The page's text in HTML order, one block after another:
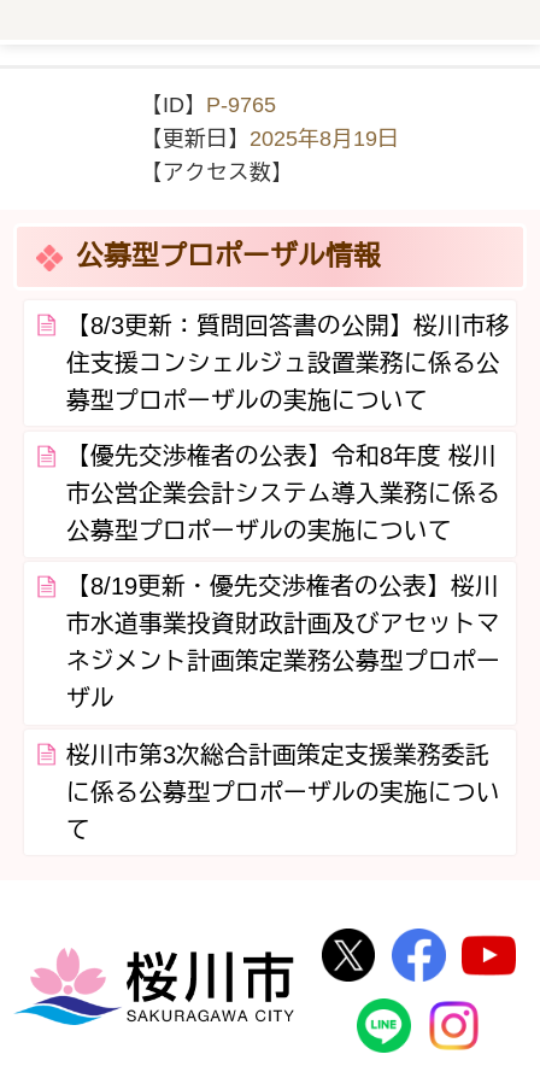
【ID】 P-9765
【更新日】 2025年8月19日
【アクセス数】
公募型プロポーザル情報
【8/3更新：質問回答書の公開】桜川市移
住支援コンシェルジュ設置業務に係る公
募型プロポーザルの実施について
【優先交渉権者の公表】令和8年度 桜川
市公営企業会計システム導入業務に係る
公募型プロポーザルの実施について
【8/19更新・優先交渉権者の公表】桜川
市水道事業投資財政計画及びアセットマ
ネジメント計画策定業務公募型プロポー
ザル
桜川市第3次総合計画策定支援業務委託
に係る公募型プロポーザルの実施につい
て
桜川市
桜川市公式
桜川
桜川市公